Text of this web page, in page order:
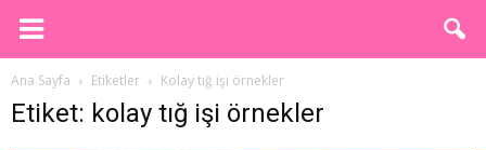
Ana Sayfa Etiketler Kolay tığ işi örnekler
Etiket: kolay tığ işi örnekler